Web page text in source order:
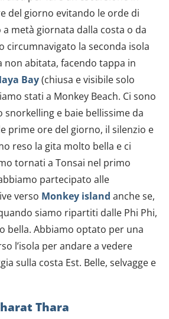
del giorno evitando le orde di
metà giornata dalla costa o da
circumnavigato la seconda isola
non abitata, facendo tappa in
Bay(chiusa e visibile solo
stati a Monkey Beach. Ci sono
e baie bellissime da
prime ore del giorno, il silenzio e
reso la gita molto bella e ci
tornati a Tonsai nel primo
partecipato alle
verso Monkey island anche se,
siamo ripartiti dalle Phi Phi,
bella. Abbiamo optato per una
l’isola per andare a vedere
sulla costa Est. Belle, selvagge e
Thara